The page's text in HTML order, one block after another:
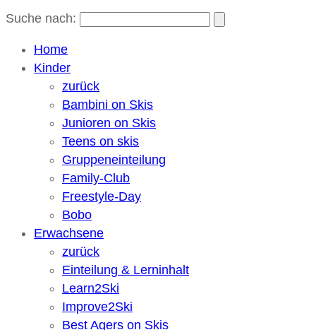
Suche nach:
Home
Kinder
zurück
Bambini on Skis
Junioren on Skis
Teens on skis
Gruppeneinteilung
Family-Club
Freestyle-Day
Bobo
Erwachsene
zurück
Einteilung & Lerninhalt
Learn2Ski
Improve2Ski
Best Agers on Skis